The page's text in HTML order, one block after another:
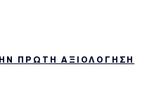
ΠΡΩΤΗ ΑΞΙΟΛΟΓΗΣΗ